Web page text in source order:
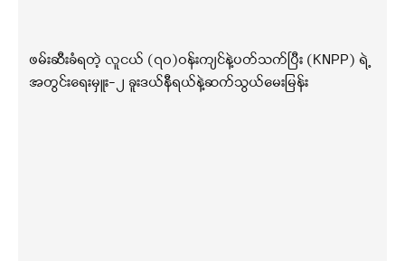
ဖမ်းဆီးခံရတဲ့ လူငယ် (၇၀)ဝန်းကျင်နဲ့ပတ်သက်ပြီး (KNPP) ရဲ့
အတွင်းရေးမှူး-၂ ခူးဒယ်နီရယ်နဲ့ဆက်သွယ်မေးမြန်း